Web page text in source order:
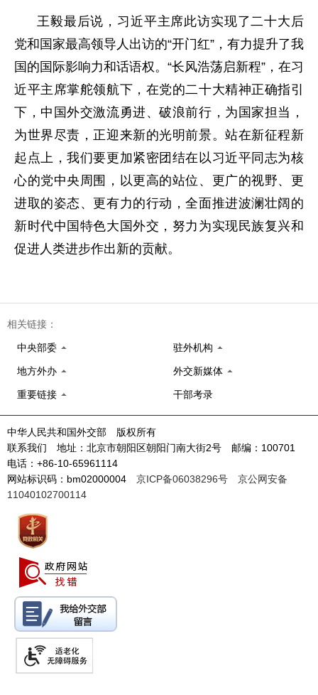
王毅最后说，习近平主席此访实现了二十大后
党和国家最高领导人出访的“开门红”，有力提升了我
国的国际影响力和话语权。“长风浩荡启新程”，在习
近平主席掌舵领航下，在党的二十大精神正确指引
下，中国外交激流勇进、破浪前行，为国家担当，
为世界尽责，正迎来新的光明前景。站在新征程新
起点上，我们要更加紧密团结在以习近平同志为核
心的党中央周围，以更高的站位、更广的视野、更
进取的姿态、更有力的行动，全面推进波澜壮阔的
新时代中国特色大国外交，努力为实现民族复兴和
促进人类进步作出新的贡献。
相关链接：
中央部委 驻外机构
地方外办 外交新媒体
重要链接 干部考录
中华人民共和国外交部 版权所有
联系我们 地址：北京市朝阳区朝阳门南大街2号 邮编：100701
电话：+86-10-65961114
网站标识码：bm02000004 京ICP备06038296号
京公网安备
11040102700114